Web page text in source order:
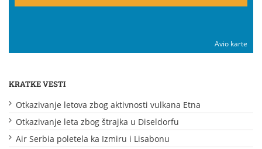
Avio karte
KRATKE VESTI
Otkazivanje letova zbog aktivnosti vulkana Etna
Otkazivanje leta zbog štrajka u Diseldorfu
Air Serbia poletela ka Izmiru i Lisabonu